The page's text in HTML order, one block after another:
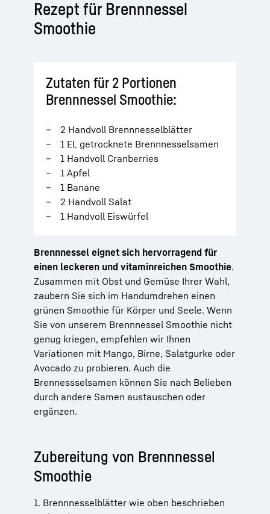
Rezept für Brennnessel
Smoothie
Zutaten für 2 Portionen
Brennnessel Smoothie:
2 Handvoll Brennnesselblätter
1 EL getrocknete Brennnesselsamen
1 Handvoll Cranberries
1 Apfel
1 Banane
2 Handvoll Salat
1 Handvoll Eiswürfel
Brennnessel eignet sich hervorragend für
einen leckeren und vitaminreichen Smoothie.
Zusammen mit Obst und Gemüse Ihrer Wahl,
zaubern Sie sich im Handumdrehen einen
grünen Smoothie für Körper und Seele. Wenn
Sie von unserem Brennnessel Smoothie nicht
genug kriegen, empfehlen wir Ihnen
Variationen mit Mango, Birne, Salatgurke oder
Avocado zu probieren. Auch die
Brennessselsamen können Sie nach Belieben
durch andere Samen austauschen oder
ergänzen.
Zubereitung von Brennnessel
Smoothie
1. Brennnesselblätter wie oben beschrieben